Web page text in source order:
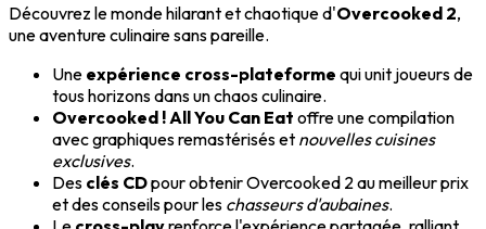
Découvrez le monde hilarant et chaotique d'Overcooked 2,
une aventure culinaire sans pareille.
Une expérience cross-plateforme qui unit joueurs de
tous horizons dans un chaos culinaire.
Overcooked ! All You Can Eat offre une compilation
avec graphiques remastérisés et nouvelles cuisines
exclusives.
Des clés CDpour obtenir Overcooked 2 au meilleur prix
et des conseils pour les chasseurs d'aubaines.